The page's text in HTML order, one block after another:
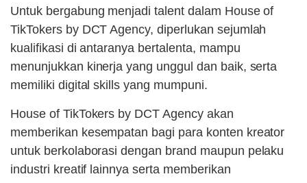
Untuk bergabung menjadi talent dalam House of
TikTokers by DCT Agency, diperlukan sejumlah
kualifikasi di antaranya bertalenta, mampu
menunjukkan kinerja yang unggul dan baik, serta
memiliki digital skills yang mumpuni.
House of TikTokers by DCT Agency akan
memberikan kesempatan bagi para konten kreator
untuk berkolaborasi dengan brand maupun pelaku
industri kreatif lainnya serta memberikan